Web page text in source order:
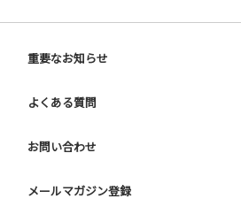
重要なお知らせ
よくある質問
お問い合わせ
メールマガジン登録